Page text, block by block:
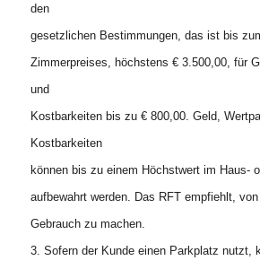
den
gesetzlichen Bestimmungen, das ist bis
Zimmerpreises, höchstens € 3.500,00, für
und
Kostbarkeiten bis zu € 800,00. Geld,
Kostbarkeiten
können bis zu einem Höchstwert im Haus-
aufbewahrt werden. Das RFT empfiehlt,
Gebrauch zu machen.
3. Sofern der Kunde einen Parkplatz nutzt,